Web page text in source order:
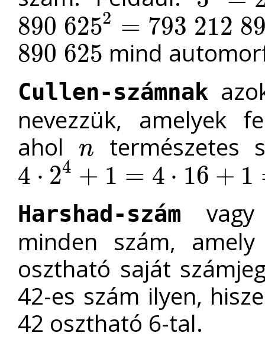
890 6252 = 793 212
890625 =793212 890625
890 625
890625 mind
Cullen-számnak
nevezzük, amelyek
ahol
n
n természetes
4 ⋅ 24 + 1 = 4 ⋅ 16 + 1
4⋅2 4+ 1=4 16+1= 65
Harshad-szám
minden szám,
osztható saját
42-es szám ilyen,
42 osztható 6-tal.